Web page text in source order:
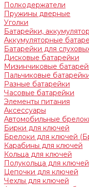
Полкодержатели
Пружины дверные
Уголки
Батарейки,
Аккумуляторные
Батарейки для
Дисковые батарейки
Мизинчиковые
Пальчиковые
Разные батарейки
Часовые батарейки
Элементы питания
Аксессуары
Автомобильные
Бирки для ключей
Брелоки для ключей
Карабины для ключей
Кольца для ключей
Полукольца для ключей
Цепочки для ключей
Чехлы для ключей